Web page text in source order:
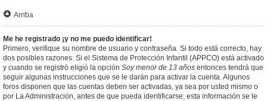
Arriba
Me he registrado ¡y no me puedo identificar!
Primero, verifique su nombre de usuario y contraseña. Si todo está correcto, hay
dos posibles razones. Si el Sistema de Protección Infantil (APPCO) está activado
y cuando se registró eligió la opción Soy menor de 13 años entonces tendrá que
seguir algunas instrucciones que se le darán para activar la cuenta. Algunos
foros disponen que las cuentas deben ser activadas, ya sea por usted mismo o
por La Administración, antes de que pueda identificarse; esta información se le